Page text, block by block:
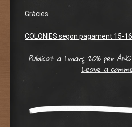
Gràcies.
COLONIES segon pagament 15-16
Publicat a1 març 2016per
Leave a